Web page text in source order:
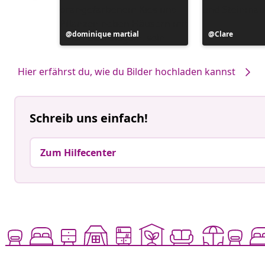
Beitrag
veröffentlicht
dominique martial
Beitrag
veröffentlicht
Clare
Hier erfährst du, wie du Bilder hochladen kannst
Schreib uns einfach!
Zum Hilfecenter